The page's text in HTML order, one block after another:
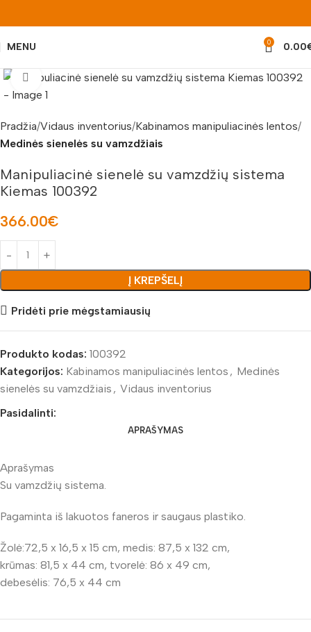
MENU 0 0.00
Padidinti nuotrauką
Pradžia Vidaus inventorius Kabinamos manipuliacinės lentos
Medinės sienelės su vamzdžiais
Manipuliacinė sienelė su vamzdžių sistema
Kiemas 100392
366.00€
Į KREPŠELĮ
Pridėti prie mėgstamiausių
Produkto kodas: 100392
Kategorijos: Kabinamos manipuliacinės lentos , Medinės
sienelės su vamzdžiais , Vidaus inventorius
Pasidalinti:
APRAŠYMAS
Aprašymas
Su vamzdžių sistema.
Pagaminta iš lakuotos faneros ir saugaus plastiko.
Žolė:72,5 x 16,5 x 15 cm, medis: 87,5 x 132 cm,
krūmas: 81,5 x 44 cm, tvorelė: 86 x 49 cm,
debesėlis: 76,5 x 44 cm